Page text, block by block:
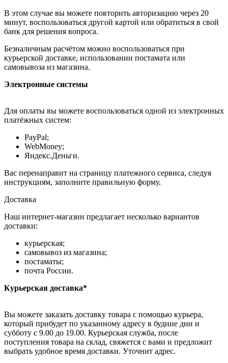
В этом случае вы можете повторить авторизацию через 20
минут, воспользоваться другой картой или обратиться в свой
банк для решения вопроса.
Безналичным расчётом можно воспользоваться при
курьерской доставке, использовании постамата или
самовывоза из магазина.
Электронные системы
Для оплаты вы можете воспользоваться одной из электронных
платёжных систем:
PayPal;
WebMoney;
Яндекс.Деньги.
Вас перенаправит на страницу платежного сервиса, следуя
инструкциям, заполните правильную форму.
Доставка
Наш интернет-магазин предлагает несколько вариантов
доставки:
курьерская;
самовывоз из магазина;
постаматы;
почта России.
Курьерская доставка*
Вы можете заказать доставку товара с помощью курьера,
который прибудет по указанному адресу в будние дни и
субботу с 9.00 до 19.00. Курьерская служба, после
поступления товара на склад, свяжется с вами и предложит
выбрать удобное время доставки. Уточнит адрес.